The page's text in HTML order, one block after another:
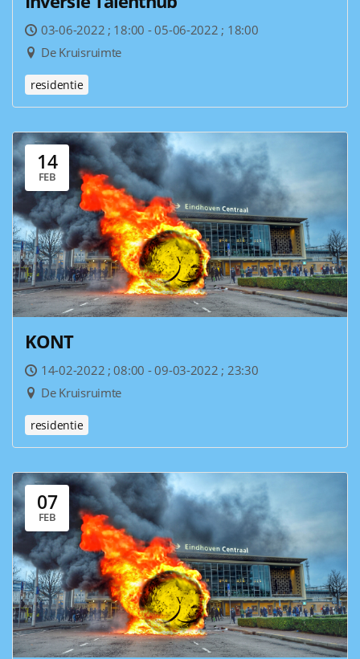
03-06-2022 ; 18:00 - 05-06-2022 ; 18:00
De Kruisruimte
residentie
14
FEB
KONT
14-02-2022 ; 08:00 - 09-03-2022 ; 23:30
De Kruisruimte
residentie
07
FEB